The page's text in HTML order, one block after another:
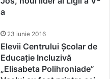
a
23 iunie 2016
Elevii Centrului Școlar de
Educație Incluzivă
„Elisabeta Polihroniade”